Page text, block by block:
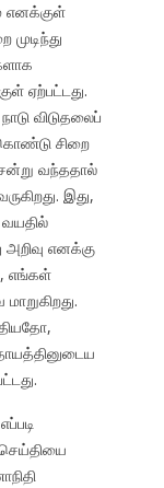
எனக்குள்
ஏற்பட்டது.
விடுதலைப்
சிறை
வந்ததால்
இது,
எனக்கு
எங்கள்
செய்தியை